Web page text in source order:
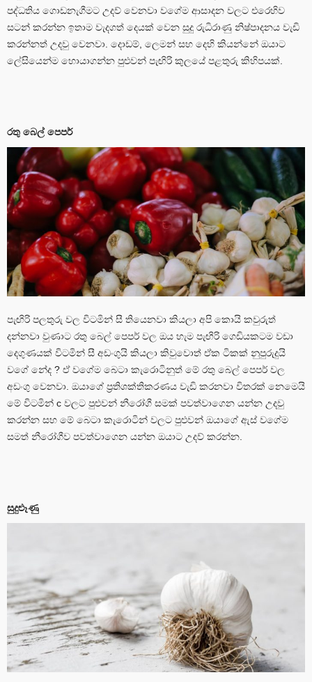
පද්ධතිය ගොඩනැගීමට උදව් වෙනවා වගේම ආසාදන වලට එරෙහිව
සටන් කරන්න ඉතාම වැදගත් දෙයක් වෙන සුදු රුධිරාණු නිෂ්පාදනය වැඩි
කරන්නත් උදවු වෙනවා. දොඩම්, ලෙමන් සහ දෙහි කියන්නේ ඔයාට
ලේසියෙන්ම හොයාගන්න පුළුවන් පැඟිරි කුලයේ පළතුරු කිහිපයක්.
රතු බෙල් පෙපර්
පැඟිරි පලතුරු වල විටමින් සී තියෙනවා කියලා අපි කොයි කවුරුත්
දන්නවා වුණාට රතු බෙල් පෙපර් වල ඔය හැම පැඟිරි ගෙඩියකටම වඩා
දෙගුණයක් විටමින් සී අඩංගුයි කියලා කිවුවොත් ඒක ටිකක් නුපුරුදුයි
වගේ නේද ? ඒ වගේම බෙටා කැරොටිනුත් මේ රතු බෙල් පෙපර් වල
අඩංගු වෙනවා. ඔයාගේ ප්‍රතිශක්තිකරණය වැඩි කරනවා විතරක් නෙමෙයි
මේ විටමින් c වලට පුළුවන් නීරෝගී සමක් පවත්වාගෙන යන්න උදවු
කරන්න සහ මේ බෙටා කැරොටින් වලට පුළුවන් ඔයාගේ ඇස් වගේම
සමත් නීරෝගීව පවත්වාගෙන යන්න ඔයාට උදව් කරන්න.
සුදුළූණු